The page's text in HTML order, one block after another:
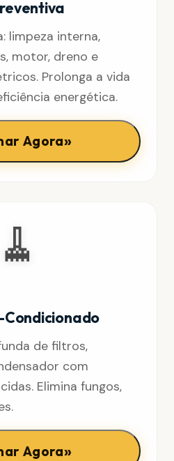
limpeza interna,
motor, dreno e
Prolonga a vida
energética.
Agora»
🧹
Condicionado
de filtros,
com
Elimina fungos,
Agora»